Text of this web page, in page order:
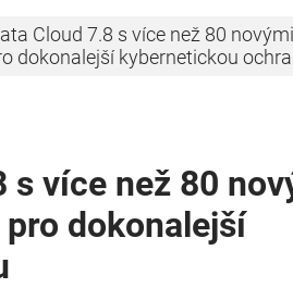
Cloud 7.8 s více než 80
dokonalejší kybernetickou
s více než 80
dokonalejší